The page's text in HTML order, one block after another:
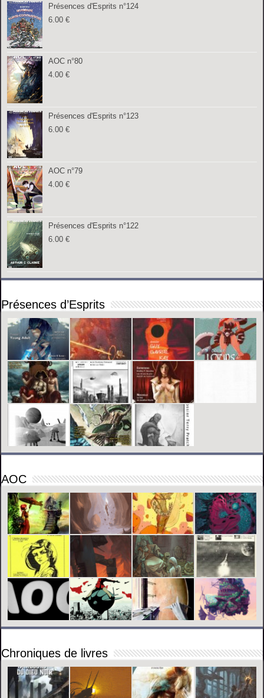
Présences d'Esprits n°124
6.00€
AOC n°80
4.00€
Présences d'Esprits n°123
6.00€
AOC n°79
4.00€
Présences d'Esprits n°122
6.00€
Présences d’Esprits
AOC
Chroniques de livres